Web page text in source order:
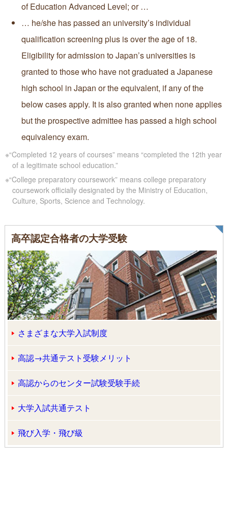
of Education Advanced Level; or …
… he/she has passed an university’s individual
qualification screening plus is over the age of 18.
Eligibility for admission to Japan’s universities is
granted to those who have not graduated a Japanese
high school in Japan or the equivalent, if any of the
below cases apply. It is also granted when none applies
but the prospective admittee has passed a high school
equivalency exam.
※“Completed 12 years of courses” means “completed the 12th year
of a legitimate school education.”
※“College preparatory coursework” means college preparatory
coursework officially designated by the Ministry of Education,
Culture, Sports, Science and Technology.
高卒認定合格者の大学受験
さまざまな大学入試制度
高認→共通テスト受験メリット
高認からのセンター試験受験手続
大学入試共通テスト
飛び入学・飛び級